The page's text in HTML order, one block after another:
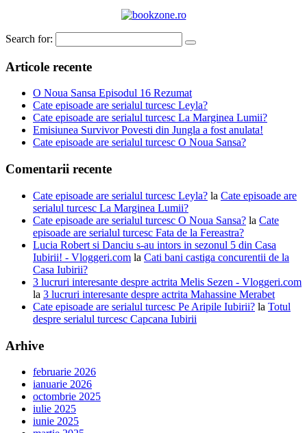
Search for:
Articole recente
O Noua Sansa Episodul 16 Rezumat
Cate episoade are serialul turcesc Leyla?
Cate episoade are serialul turcesc La Marginea Lumii?
Emisiunea Survivor Povesti din Jungla a fost anulata!
Cate episoade are serialul turcesc O Noua Sansa?
Comentarii recente
Cate episoade are serialul turcesc Leyla? la Cate episoade are
serialul turcesc La Marginea Lumii?
Cate episoade are serialul turcesc O Noua Sansa? la Cate
episoade are serialul turcesc Fata de la Fereastra?
Lucia Robert si Danciu s-au intors in sezonul 5 din Casa
Iubirii! - Vloggeri.com la Cati bani castiga concurentii de la
Casa Iubirii?
3 lucruri interesante despre actrita Melis Sezen - Vloggeri.com
la 3 lucruri interesante despre actrita Mahassine Merabet
Cate episoade are serialul turcesc Pe Aripile Iubirii? la Totul
despre serialul turcesc Capcana Iubirii
Arhive
februarie 2026
ianuarie 2026
octombrie 2025
iulie 2025
iunie 2025